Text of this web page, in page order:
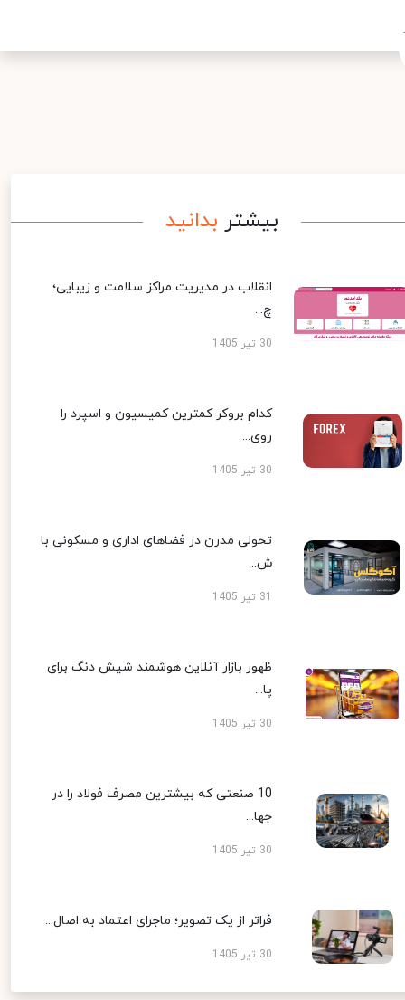
بیشتر بدانید
انقلاب در مدیریت مراکز سلامت و زیبایی؛
چ...
30 تیر 1405
کدام بروکر کمترین کمیسیون و اسپرد را
روی...
30 تیر 1405
تحولی مدرن در فضاهای اداری و مسکونی با
ش...
ظهور بازار آنلاین هوشمند شیش دنگ برای
پا...
30 تیر 1405
10 صنعتی که بیشترین مصرف فولاد را در
جها...
30 تیر 1405
فراتر از یک تصویر؛ ماجرای اعتماد به اصال...
30 تیر 1405